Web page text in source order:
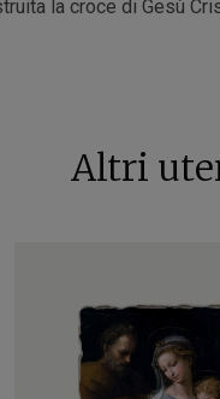
la croce di Gesù
Altri